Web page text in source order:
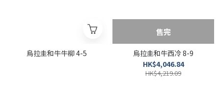
烏拉圭和牛牛柳 4-5
售完
烏拉圭和牛西冷 8-9
HK$4,046.84
HK$4,219.09